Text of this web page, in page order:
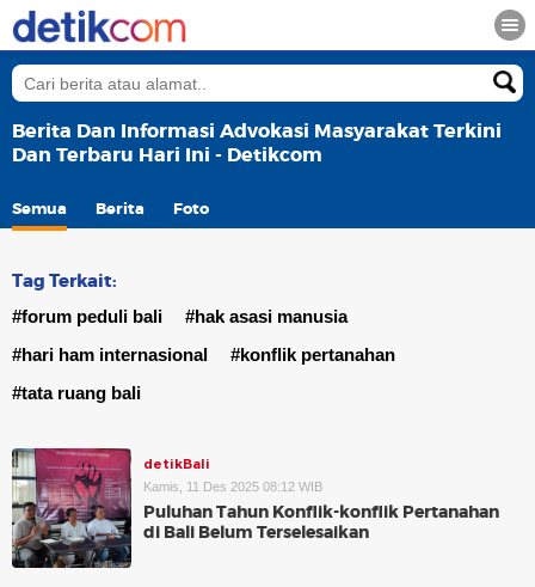
Berita Dan Informasi Advokasi Masyarakat Terkini
Dan Terbaru Hari Ini - Detikcom
Semua Berita Foto
Tag Terkait:
#forum peduli bali
#hak asasi manusia
#hari ham internasional
#konflik pertanahan
#tata ruang bali
detikBali
Kamis, 11 Des 2025 08:12 WIB
Puluhan Tahun Konflik-konflik Pertanahan
di Bali Belum Terselesaikan